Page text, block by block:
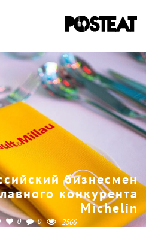
бизнесмен
конкурента
Michelin
0 0 2566